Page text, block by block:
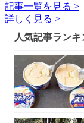
記事一覧を見る >
詳しく見る >
人気記事ランキ